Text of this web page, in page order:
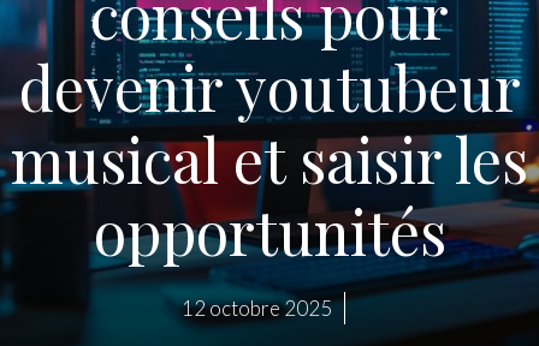
devenir youtubeur
musical et saisir les
opportunités
12 octobre 2025